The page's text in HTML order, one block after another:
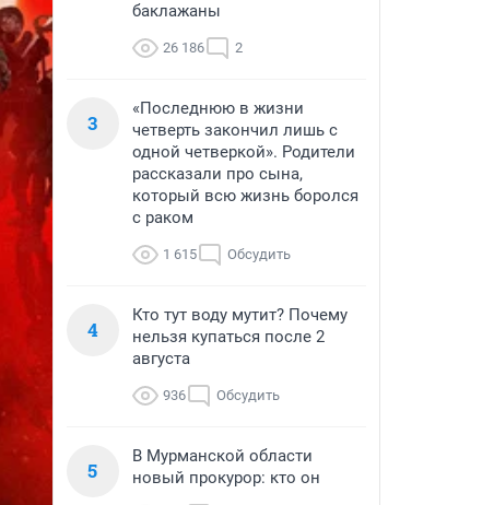
баклажаны
26 186 2
3
«Последнюю в жизни
четверть закончил лишь с
одной четверкой». Родители
рассказали про сына,
который всю жизнь боролся
с раком
1 615 Обсудить
4
Кто тут воду мутит? Почему
нельзя купаться после 2
августа
936 Обсудить
5
В Мурманской области
новый прокурор: кто он